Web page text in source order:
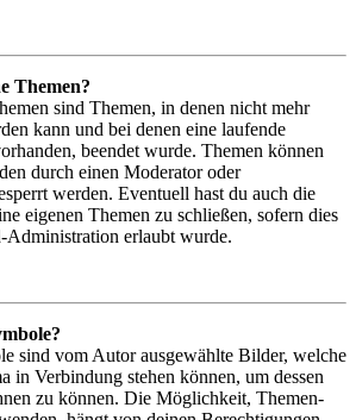
Themen?
sind Themen, in denen nicht mehr
kann und bei denen eine laufende
beendet wurde. Themen können
durch einen Moderator oder
werden. Eventuell hast du auch die
eigenen Themen zu schließen, sofern dies
Administration erlaubt wurde.
sind vom Autor ausgewählte Bilder, welche
in Verbindung stehen können, um dessen
zu können. Die Möglichkeit, Themen-